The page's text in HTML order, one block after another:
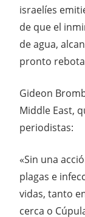
israelíes
de que el
de agua,
pronto
Gideon
Middle East,
periodistas:
«Sin una
plagas e
vidas, tanto
cerca o